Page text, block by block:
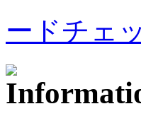
ードチェ